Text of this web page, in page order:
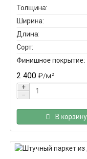
Толщина:
Ширина:
Длина:
Сорт:
Финишное покрытие:
2 400 ₽/м²
+
−
В корзину